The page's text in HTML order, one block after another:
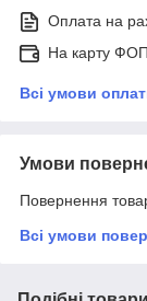
Оплата на
На карту
Всі умови
Умови
Повернення
Всі умови